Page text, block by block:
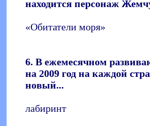
находится персонаж
«Обитатели моря»
6. В ежемесячном
на 2009 год на каждой
новый...
лабиринт